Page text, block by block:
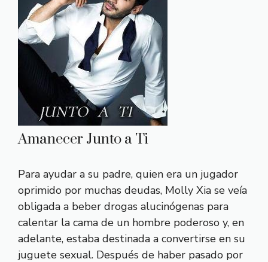
Amanecer Junto a Ti
Para ayudar a su padre, quien era un jugador
oprimido por muchas deudas, Molly Xia se veía
obligada a beber drogas alucinógenas para
calentar la cama de un hombre poderoso y, en
adelante, estaba destinada a convertirse en su
juguete sexual. Después de haber pasado por